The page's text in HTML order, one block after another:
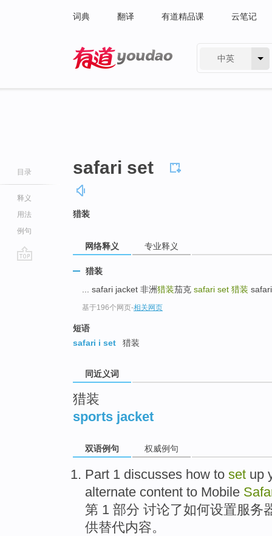
词典 翻译 有道精品课 云笔记
中英
目录
释义
用法
例句
safari set
猎装
网络释义 专业释义
猎装
... safari jacket 非洲猎装茄克 safari set 猎装
基于196个网页-相关网页
短语
safari i set
猎装
同近义词
猎装
sports jacket
双语例句 权威例句
Part 1 discusses how to set up
alternate content to Mobile
第 1 部分 讨论了如何设置服务
供替代内容。